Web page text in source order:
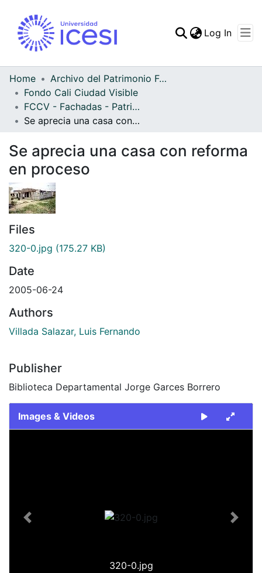
Log In
Home
Archivo del Patrimonio Fotográfico y Fílmico del Valle del Cauca
Fondo Cali Ciudad Visible
FCCV - Fachadas - Patrimonial
Se aprecia una casa con reforma en proceso
Se aprecia una casa con reforma
en proceso
Files
320-0.jpg (175.27 KB)
Date
2005-06-24
Authors
Villada Salazar, Luis Fernando
Publisher
Biblioteca Departamental Jorge Garces Borrero
Images & Videos
320-0.jpg
Previous Next